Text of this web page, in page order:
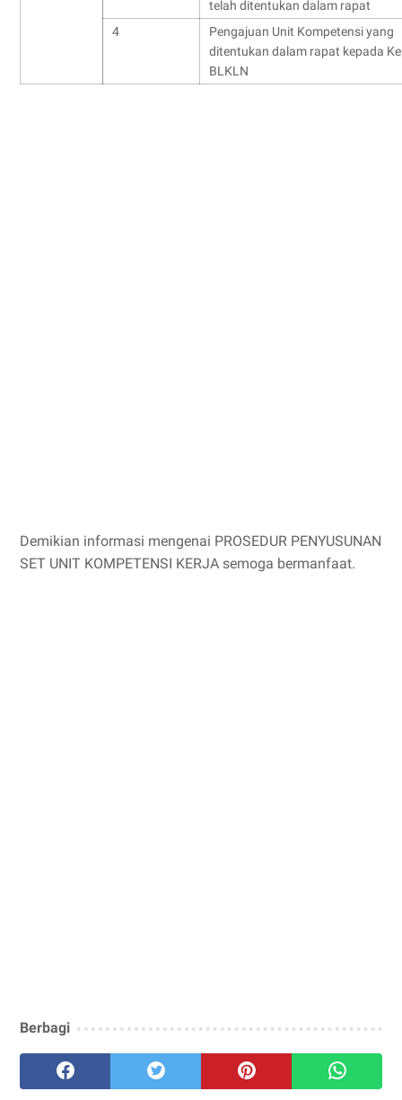
telah ditentukan dalam rapat
4
Pengajuan Unit Kompetensi yang
ditentukan dalam rapat kepada
BLKLN
Demikian informasi mengenai PROSEDUR PENYUSUNAN
SET UNIT KOMPETENSI KERJA semoga bermanfaat.
Berbagi